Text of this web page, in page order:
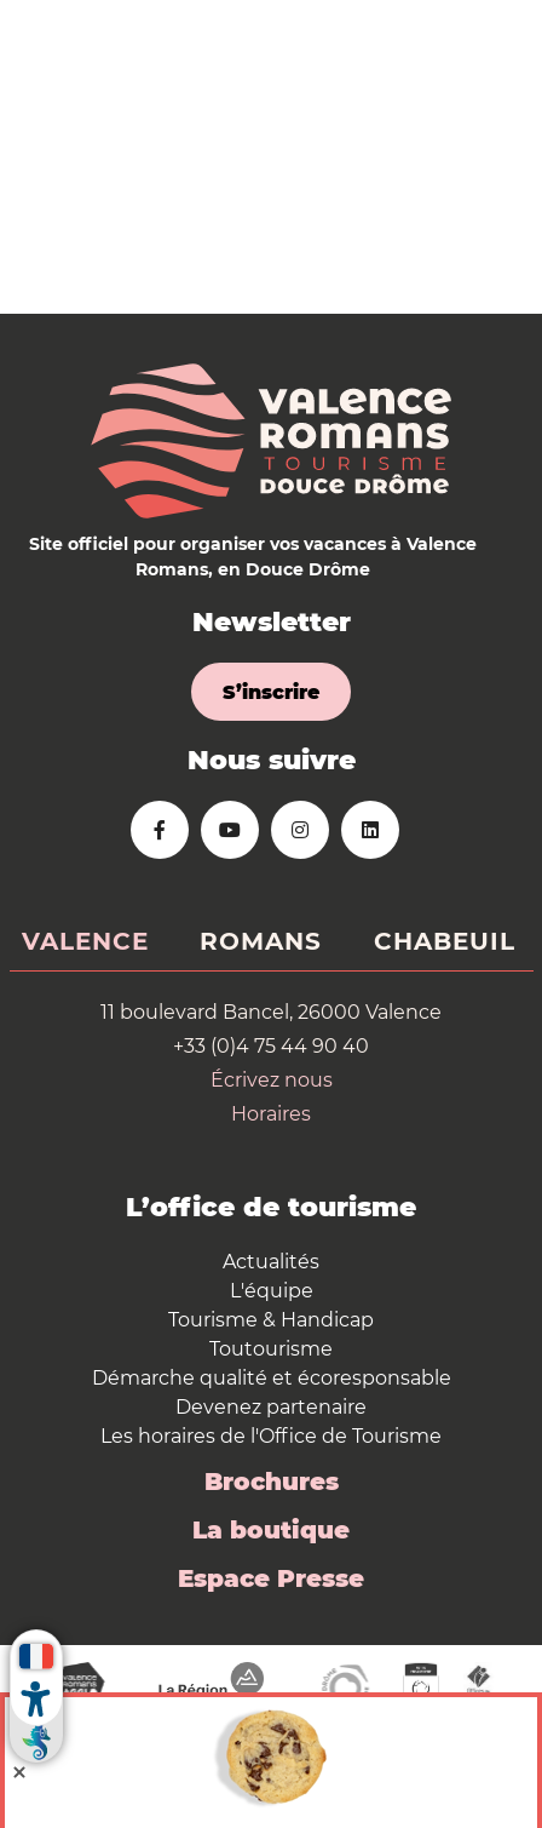
Site officiel pour organiser vos vacances à Valence
Romans, en Douce Drôme
Newsletter
S’inscrire
Nous suivre
VALENCE ROMANS CHABEUIL
11 boulevard Bancel, 26000 Valence
+33 (0)4 75 44 90 40
Écrivez nous
Horaires
L’office de tourisme
Actualités
L'équipe
Tourisme & Handicap
Toutourisme
Démarche qualité et écoresponsable
Devenez partenaire
Les horaires de l'Office de Tourisme
Brochures
La boutique
Espace Presse